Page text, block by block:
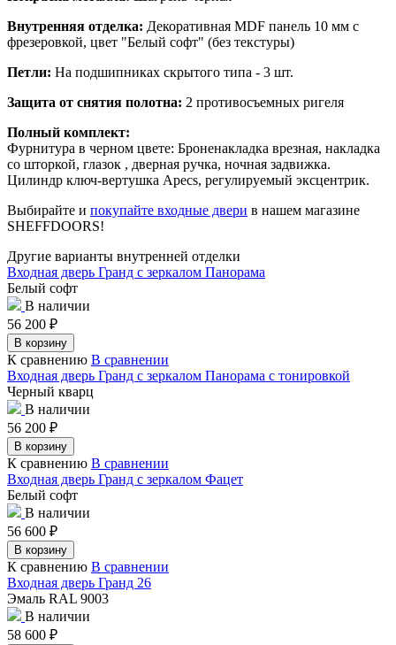
Внутренняя отделка: Декоративная MDF панель 10 мм с
фрезеровкой, цвет "Белый софт" (без текстуры)
Петли: На подшипниках скрытого типа - 3 шт.
Защита от снятия полотна: 2 противосъемных ригеля
Полный комплект:
Фурнитура в черном цвете: Броненакладка врезная, накладка
со шторкой, глазок , дверная ручка, ночная задвижка.
Цилиндр ключ-вертушка Apecs, регулируемый эксцентрик.
Выбирайте и покупайте входные двери в нашем магазине
SHEFFDOORS!
Другие варианты внутренней отделки
Входная дверь Гранд с зеркалом Панорама
Белый софт
В наличии
56 200 ₽
В корзину
К сравнению В сравнении
Входная дверь Гранд с зеркалом Панорама с тонировкой
Черный кварц
В наличии
56 200 ₽
В корзину
К сравнению В сравнении
Входная дверь Гранд с зеркалом Фацет
Белый софт
В наличии
56 600 ₽
В корзину
К сравнению В сравнении
Входная дверь Гранд 26
Эмаль RAL 9003
В наличии
58 600 ₽